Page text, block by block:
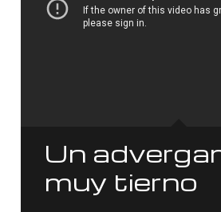
Un
muy tierno